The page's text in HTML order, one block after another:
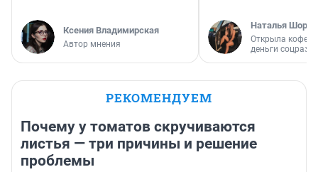
Ксения Владимирская
Автор мнения
Наталья
Открыла
деньги
РЕКОМЕНДУЕМ
Почему у томатов скручиваются
листья — три причины и решение
проблемы